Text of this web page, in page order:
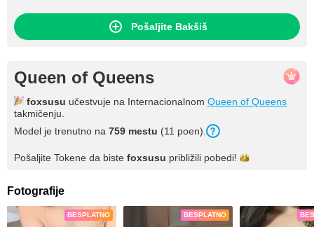
Pošaljite Bakšiš
Queen of Queens
foxsusu učestvuje na Internacionalnom Queen of Queens
takmičenju.
Model je trenutno na 759 mestu (11 poen).
Pošaljite Tokene da biste foxsusu približili pobedi!
Fotografije
BESPLATNO BESPLATNO